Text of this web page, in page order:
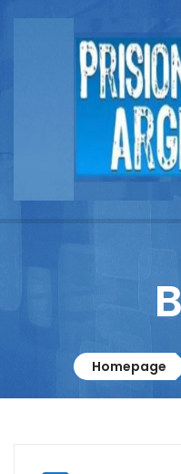
Buscador
Documentos
Columnistas
Contacto
Homepage